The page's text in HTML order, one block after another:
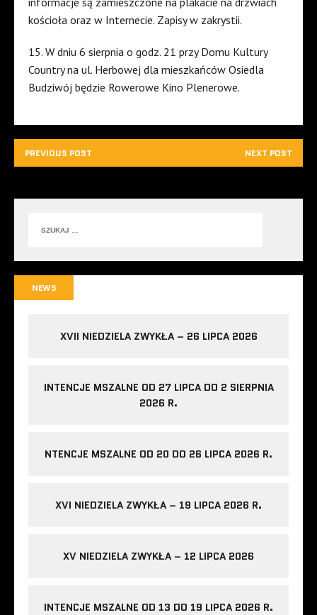
kościoła oraz w Internecie. Zapisy w zakrystii.
15. W dniu 6 sierpnia o godz. 21 przy Domu Kultury
Country na ul. Herbowej dla mieszkańców Osiedla
Budziwój będzie Rowerowe Kino Plenerowe.
PREVIOUS POST NEXT POST
NEWS
XVII NIEDZIELA ZWYKŁA – 26 LIPCA 2026
INTENCJE MSZALNE OD 27 LIPCA DO 2 SIERPNIA
2026 R.
NTENCJE MSZALNE OD 20 DO 26 LIPCA 2026 R.
XVI NIEDZIELA ZWYKŁA – 19 LIPCA 2026 R.
XV NIEDZIELA ZWYKŁA – 12 LIPCA 2026
INTENCJE MSZALNE OD 13 DO 19 LIPCA 2026 R.